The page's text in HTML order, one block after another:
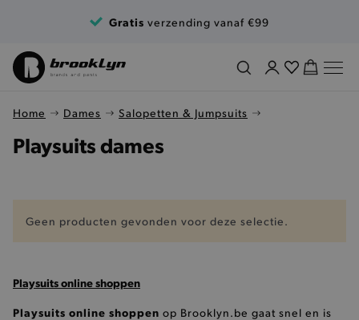
Gratis verzending vanaf €99
Home Dames Salopetten & Jumpsuits
Geen producten gevonden voor deze selectie.
Playsuits online shoppen
Playsuits online shoppen op Brooklyn.be gaat snel en is
Playsuits dames